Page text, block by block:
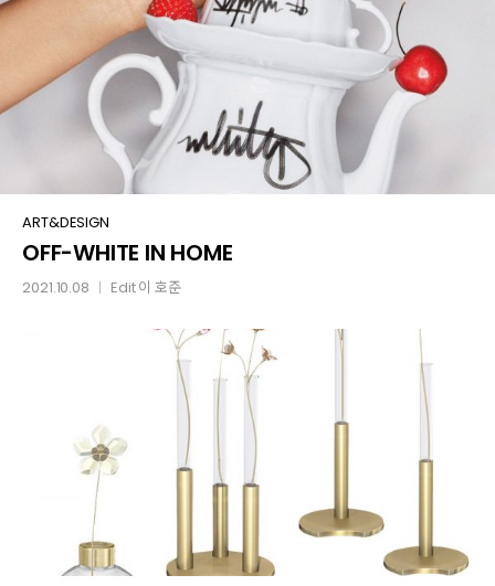
OFF-
WHITE
IN
ART&DESIGN
OFF-WHITE IN HOME
2021.10.08 Edit이 호준